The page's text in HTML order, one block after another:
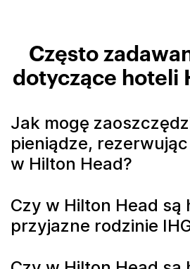
Często
dotyczące hoteli
Jak mogę
pieniądze,
w Hilton Head?
Czy w Hilton Head są
przyjazne rodzinie